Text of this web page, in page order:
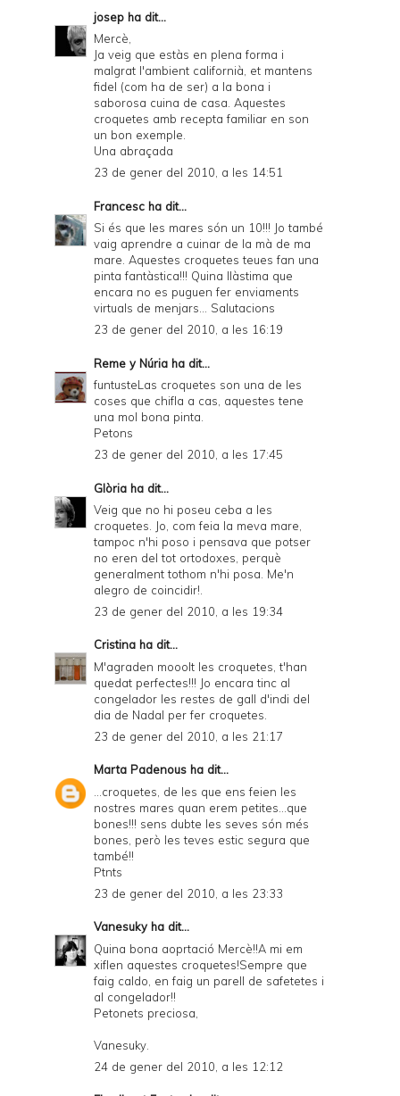
josep ha dit...
Mercè,
Ja veig que estàs en plena forma i
malgrat l'ambient californià, et mantens
fidel (com ha de ser) a la bona i
saborosa cuina de casa. Aquestes
croquetes amb recepta familiar en son
un bon exemple.
Una abraçada
23 de gener del 2010, a les 14:51
Francesc ha dit...
Si és que les mares són un 10!!! Jo també
vaig aprendre a cuinar de la mà de ma
mare. Aquestes croquetes teues fan una
pinta fantàstica!!! Quina llàstima que
encara no es puguen fer enviaments
virtuals de menjars... Salutacions
23 de gener del 2010, a les 16:19
Reme y Núria ha dit...
funtusteLas croquetes son una de les
coses que chifla a cas, aquestes tene
una mol bona pinta.
Petons
23 de gener del 2010, a les 17:45
Glòria ha dit...
Veig que no hi poseu ceba a les
croquetes. Jo, com feia la meva mare,
tampoc n'hi poso i pensava que potser
no eren del tot ortodoxes, perquè
generalment tothom n'hi posa. Me'n
alegro de coincidir!.
23 de gener del 2010, a les 19:34
Cristina ha dit...
M'agraden mooolt les croquetes, t'han
quedat perfectes!!! Jo encara tinc al
congelador les restes de gall d'indi del
dia de Nadal per fer croquetes.
23 de gener del 2010, a les 21:17
Marta Padenous ha dit...
...croquetes, de les que ens feien les
nostres mares quan erem petites...que
bones!!! sens dubte les seves són més
bones, però les teves estic segura que
també!!
Ptnts
23 de gener del 2010, a les 23:33
Vanesukyha dit...
Quina bona aoprtació Mercè!!A mi em
xiflen aquestes croquetes!Sempre que
faig caldo, en faig un parell de safetetes i
al congelador!!
Petonets preciosa,
Vanesuky.
24 de gener del 2010, a les 12:12